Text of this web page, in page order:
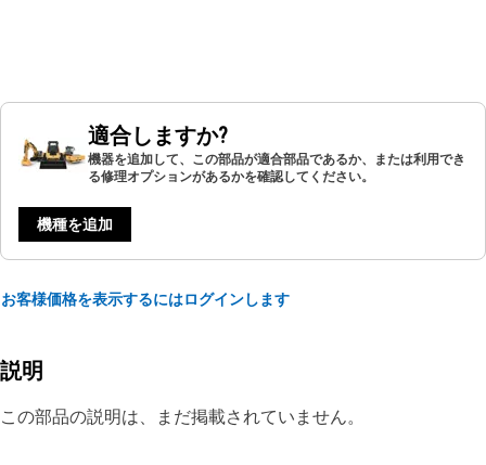
適合しますか?
機器を追加して、この部品が適合部品であるか、または利用でき
る修理オプションがあるかを確認してください。
機種を追加
お客様価格を表示するにはログインします
説明
この部品の説明は、まだ掲載されていません。